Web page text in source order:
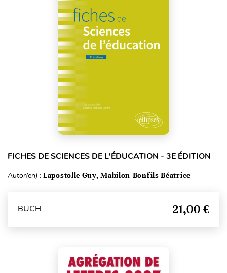
FICHES DE SCIENCES DE L'ÉDUCATION - 3E ÉDITION
Autor(en) : Lapostolle Guy, Mabilon-Bonfils Béatrice
BUCH 21,00 €